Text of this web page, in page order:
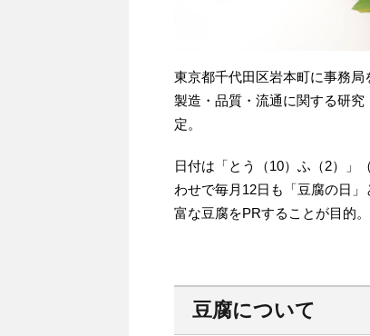
東京都千代田区岩本町に事務
製造・品質・流通に関する研究
定。
日付は「とう（10）ふ（2）」
わせで毎月12日も「豆腐の日
富な豆腐をPRすることが目的。
豆腐について